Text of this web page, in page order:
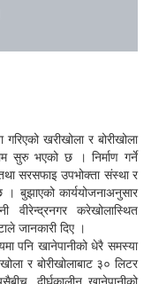
खरीखोला र बोरीखोला
सुरु भएको छ । निर्माण गर्ने
सरसफाइ उपभोक्ता संस्था र
बुझाएको कार्ययोजनाअनुसार
वीरेन्द्रनगर करेखोलास्थित
जानकारी दिए ।
पनि खानेपानीको धेरै समस्या
र बोरीखोलाबाट ३० लिटर
दीर्घकालीन खानेपानीको